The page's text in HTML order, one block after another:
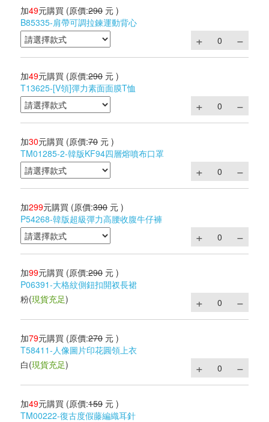
加49元購買 (原價:290 元 )
B85335-肩帶可調拉鍊運動背心
加49元購買 (原價:290 元 )
T13625-[V領]彈力素面面膜T恤
加30元購買 (原價:70 元 )
TM01285-2-韓版KF94四層熔噴布口罩
加299元購買 (原價:390 元 )
P54268-韓版超級彈力高腰收腹牛仔褲
加99元購買 (原價:290 元 )
P06391-大格紋側鈕扣開衩長裙
粉(現貨充足)
加79元購買 (原價:270 元 )
T58411-人像圖片印花圓領上衣
白(現貨充足)
加49元購買 (原價:159 元 )
TM00222-復古度假藤編織耳針